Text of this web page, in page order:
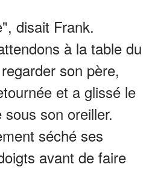
disait Frank.
à la table du
son père,
et a glissé le
son oreiller.
séché ses
avant de faire